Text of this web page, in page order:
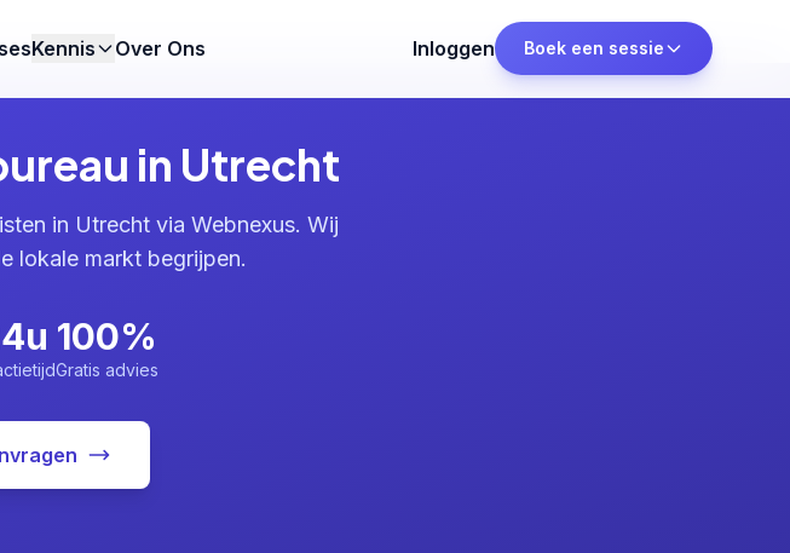
Kennis Over Ons Inloggen Boek een sessie
in Utrecht
in Utrecht via Webnexus. Wij
lokale markt begrijpen.
100%
Gratis advies